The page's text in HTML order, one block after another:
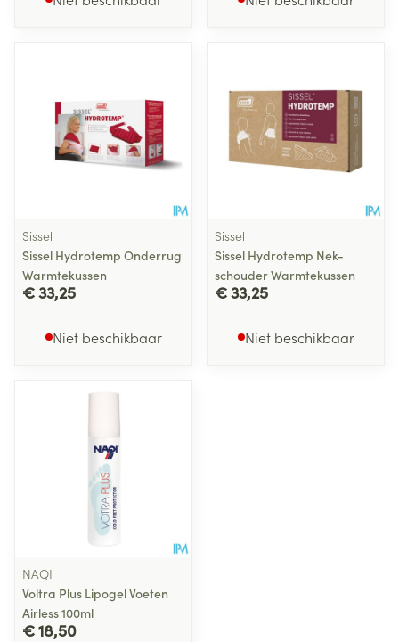
Sissel
Sissel Hydrotemp Onderrug
Warmtekussen
€ 33,25
Niet beschikbaar
Sissel
Sissel Hydrotemp Nek-
schouder Warmtekussen
€ 33,25
Niet beschikbaar
NAQI
Voltra Plus Lipogel Voeten
Airless 100ml
€ 18,50